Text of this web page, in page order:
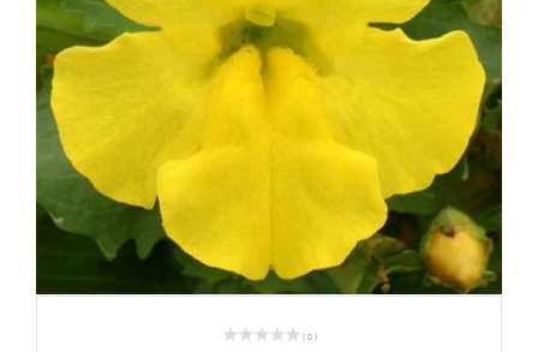
( 0 )